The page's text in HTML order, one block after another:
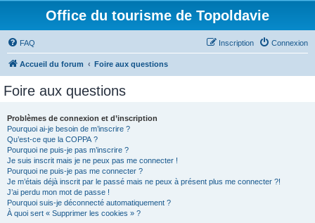
Office du tourisme de Topoldavie
FAQ Connexion
Inscription
Accueil du forum Foire aux questions
Foire aux questions
Problèmes de connexion et d’inscription
Pourquoi ai-je besoin de m’inscrire ?
Qu’est-ce que la COPPA ?
Pourquoi ne puis-je pas m’inscrire ?
Je suis inscrit mais je ne peux pas me connecter !
Pourquoi ne puis-je pas me connecter ?
Je m’étais déjà inscrit par le passé mais ne peux à présent plus me connecter ?!
J’ai perdu mon mot de passe !
Pourquoi suis-je déconnecté automatiquement ?
À quoi sert « Supprimer les cookies » ?